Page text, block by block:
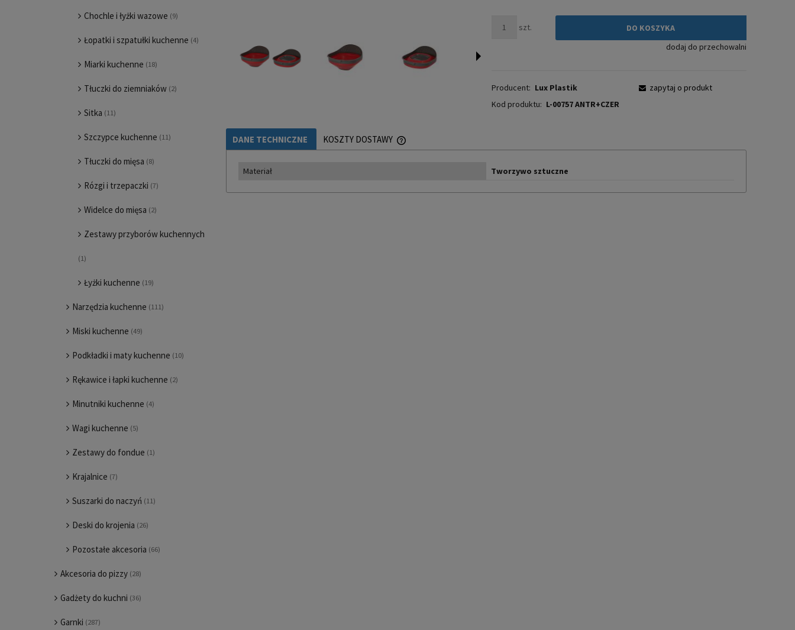
Chochle i łyżki wazowe (9)
Łopatki i szpatułki kuchenne (4)
Miarki kuchenne (18)
Tłuczki do ziemniaków (2)
Sitka (11)
Szczypce kuchenne (11)
Tłuczki do mięsa (8)
Rózgi i trzepaczki (7)
Widelce do mięsa (2)
Zestawy przyborów kuchennych
(1)
Łyżki kuchenne (19)
Narzędzia kuchenne (111)
Miski kuchenne (49)
Podkładki i maty kuchenne (10)
Rękawice i łapki kuchenne (2)
Minutniki kuchenne (4)
Wagi kuchenne (5)
Zestawy do fondue (1)
Krajalnice (7)
Suszarki do naczyń (11)
Deski do krojenia (26)
Pozostałe akcesoria (66)
Akcesoria do pizzy (28)
Gadżety do kuchni (36)
Garnki (287)
szt.
DO KOSZYKA
dodaj do przechowalni
Producent: Lux Plastik
Kod produktu: L-00757 ANTR+CZER
zapytaj o produkt
DANE TECHNICZNE KOSZTY DOSTAWY
CENA NIE ZAWIERA EWENTUALNYCH KOSZTÓW
Materiał Tworzywo sztuczne